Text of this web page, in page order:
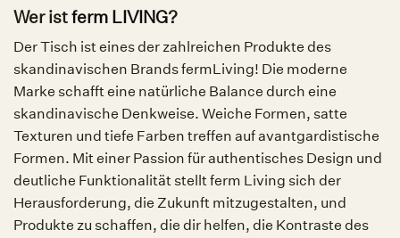
Wer istferm LIVING?
Der Tisch ist eines der zahlreichen Produkte des
skandinavischen Brands fermLiving! Die moderne
Marke schafft eine natürliche Balance durch eine
skandinavische Denkweise. Weiche Formen, satte
Texturen und tiefe Farben treffen auf avantgardistische
Formen. Mit einer Passion für authentisches Design und
deutliche Funktionalität stellt ferm Living sich der
Herausforderung, die Zukunft mitzugestalten, und
Produkte zu schaffen, die dir helfen, die Kontraste des